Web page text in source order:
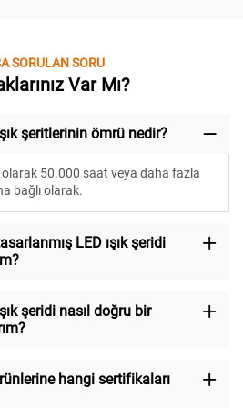
SORULAN SORU
Var Mı?
şeritlerinin ömrü nedir?
50.000 saat veya daha fazla
bağlı olarak.
LED ışık şeridi
şeridi nasıl doğru bir
hangi sertifikaları